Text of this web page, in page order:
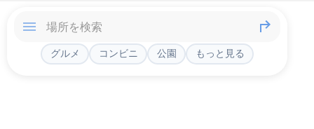
グルメ コンビニ 公園 もっと見る